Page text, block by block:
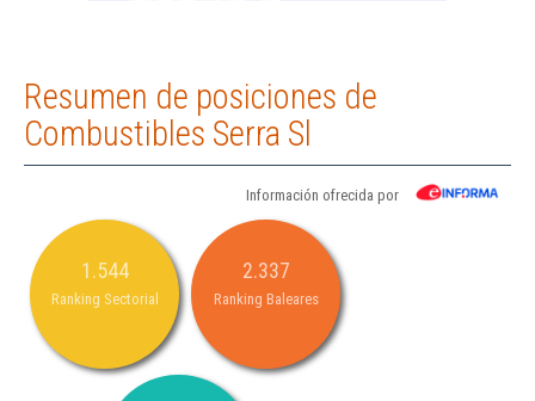
Resumen de posiciones de
Combustibles Serra Sl
Información ofrecida por
1.544
Ranking Sectorial
2.337
Ranking Baleares